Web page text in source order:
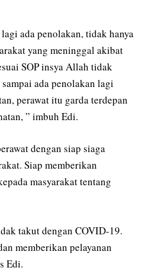
ada penolakan, tidak hanya
yang meninggal akibat
SOP insya Allah tidak
ada penolakan lagi
perawat itu garda terdepan
” imbuh Edi.
dengan siap siaga
Siap memberikan
masyarakat tentang
takut dengan COVID-19.
memberikan pelayanan
Edi.